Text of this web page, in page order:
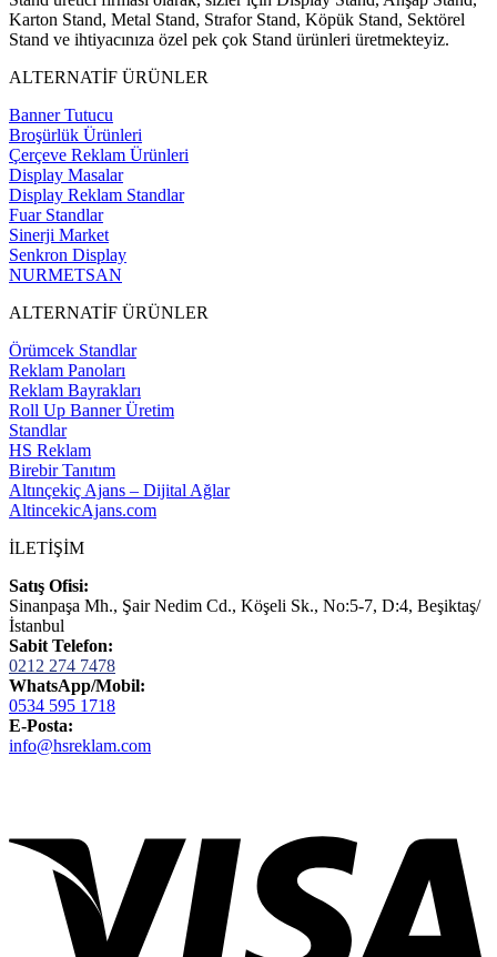
Karton Stand, Metal Stand, Strafor Stand, Köpük Stand, Sektörel
Stand ve ihtiyacınıza özel pek çok Stand ürünleri üretmekteyiz.
ALTERNATİF ÜRÜNLER
Banner Tutucu
Broşürlük Ürünleri
Çerçeve Reklam Ürünleri
Display Masalar
Display Reklam Standlar
Fuar Standlar
Sinerji Market
Senkron Display
NURMETSAN
ALTERNATİF ÜRÜNLER
Örümcek Standlar
Reklam Panoları
Reklam Bayrakları
Roll Up Banner Üretim
Standlar
HS Reklam
Birebir Tanıtım
Altınçekiç Ajans – Dijital Ağlar
AltincekicAjans.com
İLETİŞİM
Satış Ofisi:
Sinanpaşa Mh., Şair Nedim Cd., Köşeli Sk., No:5-7, D:4, Beşiktaş/
İstanbul
Sabit Telefon:
0212 274 7478
WhatsApp/Mobil:
0534 595 1718
E-Posta:
info@hsreklam.com